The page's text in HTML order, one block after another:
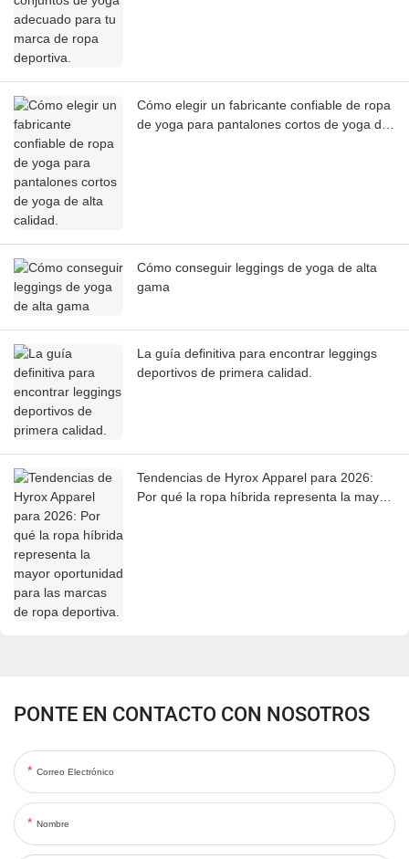
Cómo elegir un fabricante confiable de ropa
de yoga para pantalones cortos de yoga de
Cómo conseguir leggings de yoga de alta
gama
La guía definitiva para encontrar leggings
deportivos de primera calidad.
Tendencias de Hyrox Apparel para 2026:
Por qué la ropa híbrida representa la mayor
PONTE EN CONTACTO CON NOSOTROS
Correo Electrónico
Nombre